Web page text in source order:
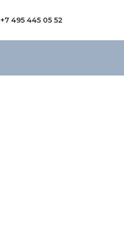
+7 495 445 05 52